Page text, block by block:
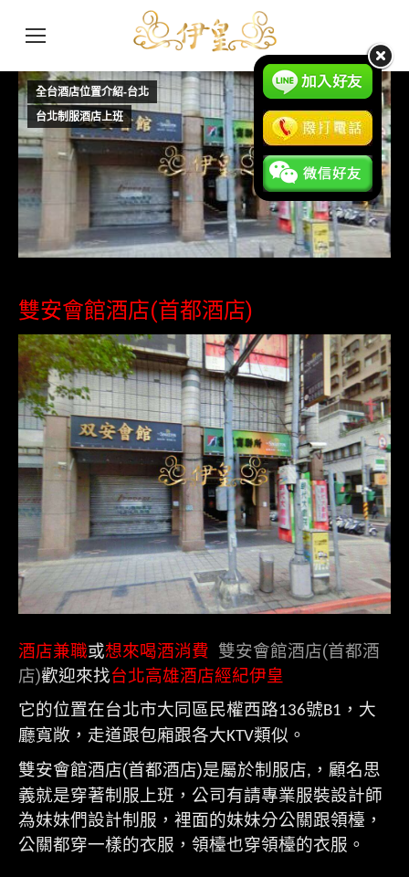
6 月
28
2016
全台酒店位置介紹-台北
台北制服酒店上班
雙安會館酒店(首都酒店)
酒店兼職或想來喝酒消費 雙安會館酒店(首都酒
店)歡迎來找台北高雄酒店經紀伊皇
它的位置在台北市大同區民權西路136號B1 ，大
廳寬敞，走道跟包廂跟各大KTV類似。
雙安會館酒店(首都酒店)是屬於制服店, ，顧名思
義就是穿著制服上班，公司有請專業服裝設計師
為妹妹們設計制服，裡面的妹妹分公關跟領檯，
公關都穿一樣的衣服，領檯也穿領檯的衣服。